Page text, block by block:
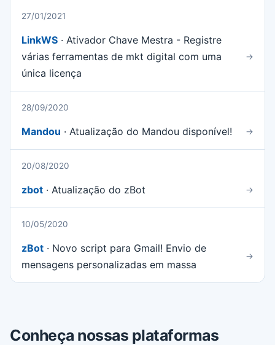
27/01/2021
LinkWS · Ativador Chave Mestra - Registre
várias ferramentas de mkt digital com uma
única licença
→
28/09/2020
Mandou · Atualização do Mandou disponível! →
20/08/2020
zbot · Atualização do zBot →
10/05/2020
zBot · Novo script para Gmail! Envio de
mensagens personalizadas em massa
→
Conheça nossas plataformas